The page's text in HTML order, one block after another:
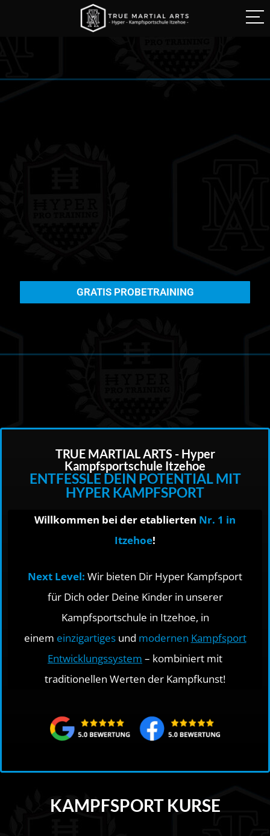
GRATIS PROBETRAINING
TRUE MARTIAL ARTS - Hyper
Kampfsportschule Itzehoe​
ENTFESSLE DEIN POTENTIAL MIT
HYPER KAMPFSPORT
Willkommen bei der etablierten Nr. 1 in
Itzehoe!
Next Level: Wir bieten Dir Hyper Kampfsport
für Dich oder Deine Kinder in unserer
Kampfsportschule in Itzehoe, in
einem einzigartigesund modernen Kampfsport
Entwicklungssystem – kombiniert mit
traditionellen Werten der Kampfkunst!
KAMPFSPORT KURSE